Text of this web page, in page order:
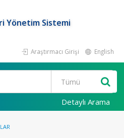
Yönetim Sistemi
Araştırmacı Girişi English
Detaylı Arama